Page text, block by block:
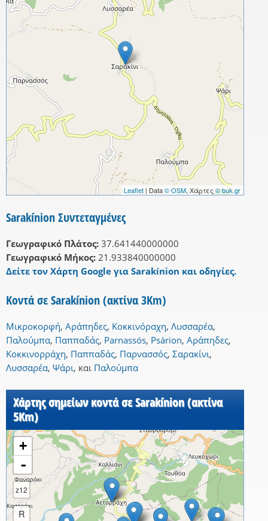
Leaflet| Data© OSM, Χάρτες © buk.gr
Sarakínion Συντεταγμένες
Γεωγραφικό Πλάτος: 37.641440000000
Γεωγραφικό Μήκος: 21.933840000000
Δείτε τον Χάρτη Google για Sarakínion και οδηγίες.
Κοντά σε Sarakínion (ακτίνα 3Km)
Μικροκορφή, Αράπηδες, Κοκκινόραχη, Λυσσαρέα,
Παλούμπα, Παππαδάς, Parnassós, Psárion, Αράπηδες,
Κοκκινορράχη, Παππαδάς, Παρνασσός, Σαρακίνι,
Λυσσαρέα, Ψάρι, και Παλούμπα
Χάρτης σημείων κοντά σε Sarakínion (ακτίνα
5Km)
+
-
z12
R